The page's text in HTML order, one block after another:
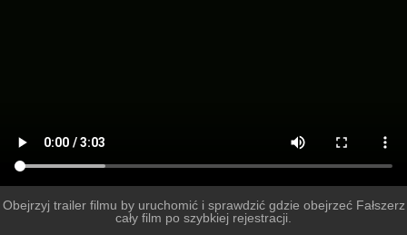
Obejrzyj trailer filmu by uruchomić i sprawdzić gdzie obejrzeć Fałszerz
cały film po szybkiej rejestracji.